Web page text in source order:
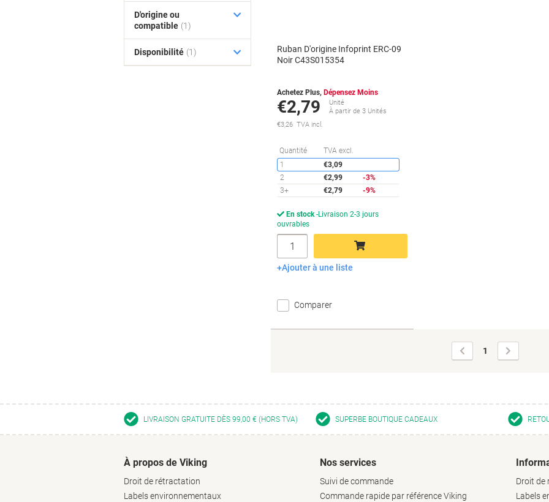
Ruban D'origine Infoprint ERC-09
Noir C43S015354
Achetez Plus, Dépensez Moins
€2,79
Unité
À partir de 3 Unités
€3,26 TVA incl.
Quantité TVA excl.
1
€3,09
2
€2,99
-3%
3+
€2,79 -9%
En stock Livraison 2-3 jours
ouvrables
Quantité
Ajouter au panier
Ajouter à une liste
Comparer
Page
précédente
1
suivante
D'origine ou
compatible (1)
Disponibilité (1)
LIVRAISON GRATUITE DÈS 99,00 € (HORS TVA) SUPERBE BOUTIQUE CADEAUX
À propos de Viking
Droit de rétractation
Labels environnementaux
Nos services
Suivi de commande
Commande rapide par référence Viking
Droit de
Labels